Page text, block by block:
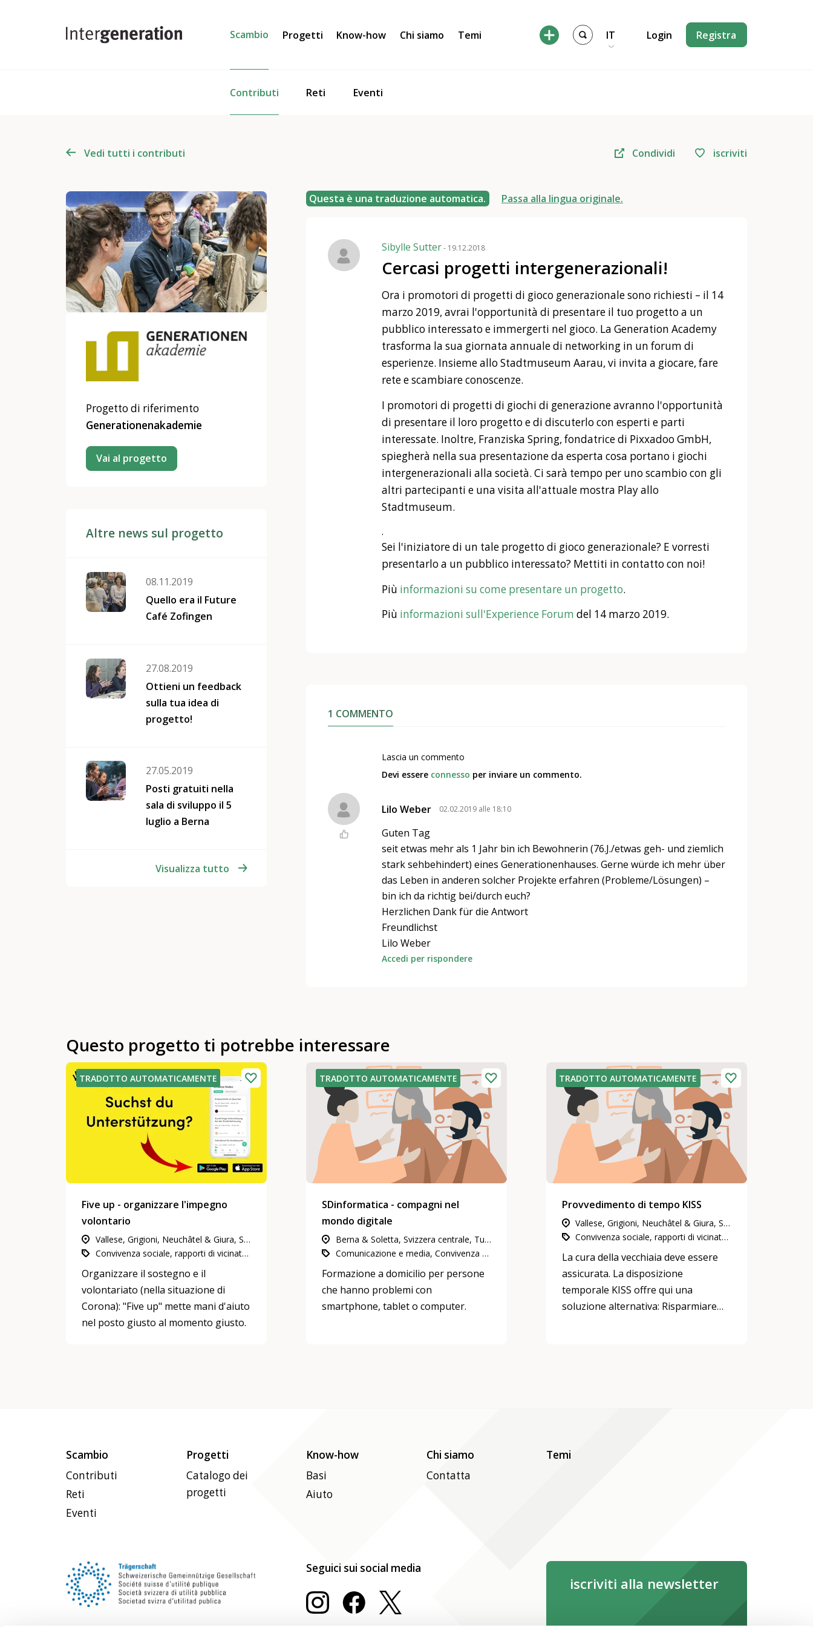
Scambio
Contributi Reti Eventi
Progetti Know-how Chi siamo Temi IT Login Registra
Vedi tutti i contributi Condividi iscriviti
Progetto di riferimento
Generationenakademie
Vai al progetto
Altre news sul progetto
08.11.2019
Quello era il Future
Café Zofingen
27.08.2019
Ottieni un feedback
sulla tua idea di
progetto!
27.05.2019
Posti gratuiti nella
sala di sviluppo il 5
luglio a Berna
Visualizza tutto
Questa è una traduzione automatica. Passa alla lingua originale.
Sibylle Sutter- 19.12.2018
Cercasi progetti intergenerazionali!
Ora i promotori di progetti di gioco generazionale sono richiesti – il 14
marzo 2019, avrai l'opportunità di presentare il tuo progetto a un
pubblico interessato e immergerti nel gioco. La Generation Academy
trasforma la sua giornata annuale di networking in un forum di
esperienze. Insieme allo Stadtmuseum Aarau, vi invita a giocare, fare
rete e scambiare conoscenze.
I promotori di progetti di giochi di generazione avranno l'opportunità
di presentare il loro progetto e di discuterlo con esperti e parti
interessate. Inoltre, Franziska Spring, fondatrice di Pixxadoo GmbH,
spiegherà nella sua presentazione da esperta cosa portano i giochi
intergenerazionali alla società. Ci sarà tempo per uno scambio con gli
altri partecipanti e una visita all'attuale mostra Play allo
Stadtmuseum.
.
Sei l'iniziatore di un tale progetto di gioco generazionale? E vorresti
presentarlo a un pubblico interessato? Mettiti in contatto con noi!
Più informazioni su come presentare un progetto.
Più informazioni sull'Experience Forum del 14 marzo 2019.
1 COMMENTO
Lascia un commento
Devi essere connesso per inviare un commento.
Lilo Weber 02.02.2019 alle 18:10
Guten Tag
seit etwas mehr als 1 Jahr bin ich Bewohnerin (76.J./etwas geh- und ziemlich
stark sehbehindert) eines Generationenhauses. Gerne würde ich mehr über
das Leben in anderen solcher Projekte erfahren (Probleme/Lösungen) –
bin ich da richtig bei/durch euch?
Herzlichen Dank für die Antwort
Freundlichst
Lilo Weber
Accedi per rispondere
Questo progetto ti potrebbe interessare
TRADOTTO AUTOMATICAMENTE
Five up - organizzare l'impegno
volontario
Vallese, Grigioni, Neuchâtel & Giura, Svizzera nord-occidentale, Svizzera orientale, Ticino, Vaud & Friburgo, Svizzera centrale, Berna & Soletta, Zurigo, Ginevra
Convivenza sociale, rapporti di vicinato e di quartiere, Impegno in attività di utilità pubblica, Coronavirus
Organizzare il sostegno e il
volontariato (nella situazione di
Corona): "Five up" mette mani d'aiuto
nel posto giusto al momento giusto.
TRADOTTO AUTOMATICAMENTE
SDinformatica - compagni nel
mondo digitale
Berna & Soletta, Svizzera centrale, Tutta la Svizzera, Zurigo, Ginevra, Vallese, Grigioni, Neuchâtel & Giura, Svizzera nord-occidentale, Svizzera orientale, Ticino, Estero, Vaud & Friburgo
Comunicazione e media, Convivenza sociale, rapporti di vicinato e di quartiere, Impegno in attività di utilità pubblica
Formazione a domicilio per persone
che hanno problemi con
smartphone, tablet o computer.
TRADOTTO AUTOMATICAMENTE
Provvedimento di tempo KISS
Vallese, Grigioni, Neuchâtel & Giura, Svizzera nord-occidentale, Svizzera orientale, Ticino, Vaud & Friburgo, Svizzera centrale, Berna & Soletta, Zurigo, Ginevra
Convivenza sociale, rapporti di vicinato e di quartiere, Impegno in attività di utilità pubblica
La cura della vecchiaia deve essere
assicurata. La disposizione
temporale KISS offre qui una
soluzione alternativa: Risparmiare
Scambio
Contributi
Reti
Eventi
Progetti
Catalogo dei
progetti
Know-how
Basi
Aiuto
Chi siamo
Contatta
Temi
Seguici sui social media
iscriviti alla newsletter